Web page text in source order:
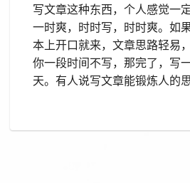
写文章这种东西，个人感觉一
一时爽，时时写，时时爽。如
本上开口就来，文章思路轻易
你一段时间不写，那完了，写
天。有人说写文章能锻炼人的